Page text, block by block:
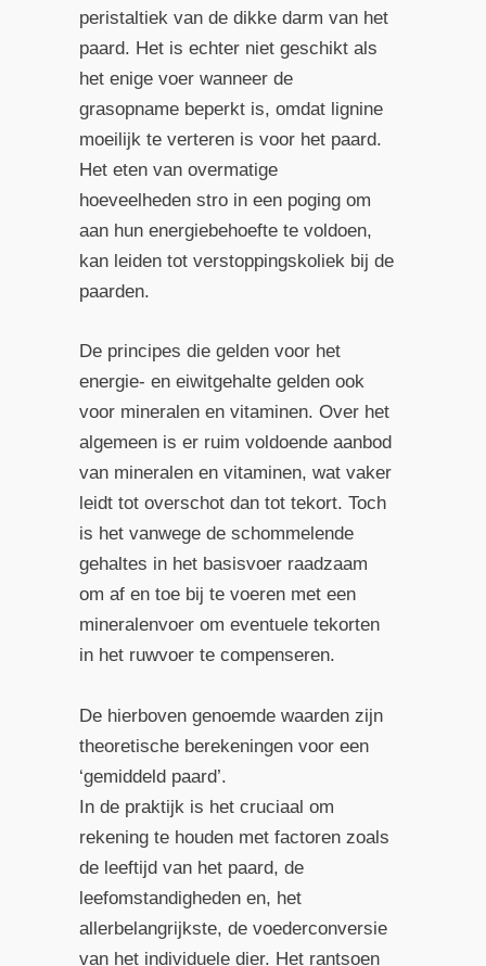
peristaltiek van de dikke darm van het
paard. Het is echter niet geschikt als
het enige voer wanneer de
grasopname beperkt is, omdat lignine
moeilijk te verteren is voor het paard.
Het eten van overmatige
hoeveelheden stro in een poging om
aan hun energiebehoefte te voldoen,
kan leiden tot verstoppingskoliek bij de
paarden.
De principes die gelden voor het
energie- en eiwitgehalte gelden ook
voor mineralen en vitaminen. Over het
algemeen is er ruim voldoende aanbod
van mineralen en vitaminen, wat vaker
leidt tot overschot dan tot tekort. Toch
is het vanwege de schommelende
gehaltes in het basisvoer raadzaam
om af en toe bij te voeren met een
mineralenvoer om eventuele tekorten
in het ruwvoer te compenseren.
De hierboven genoemde waarden zijn
theoretische berekeningen voor een
‘gemiddeld paard’.
In de praktijk is het cruciaal om
rekening te houden met factoren zoals
de leeftijd van het paard, de
leefomstandigheden en, het
allerbelangrijkste, de voederconversie
van het individuele dier. Het rantsoen